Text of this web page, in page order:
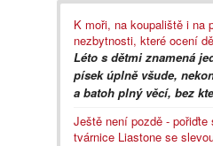
K moři, na koupaliště i na
nezbytnosti, které ocení
Léto s dětmi znamená
písek úplně všude,
a batoh plný věcí, bez
Ještě není pozdě -
tvárnice Liastone se